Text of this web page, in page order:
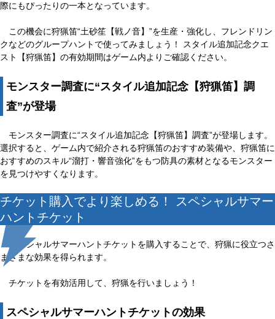
際にもぴったりの一本となっています。
この機会に狩猟笛“土砂笙【戦ノ音】”を生産・強化し、フレンドリン
クなどのグループハントで使ってみましょう！ スタイル追加記念クエ
スト【狩猟笛】の有効期間はゲーム内よりご確認ください。
モンスター調査に“スタイル追加記念【狩猟笛】調
査”が登場
モンスター調査に“スタイル追加記念【狩猟笛】調査”が登場します。
選択すると、ゲーム内で紹介される狩猟笛のおすすめ装備や、狩猟笛に
おすすめのスキル“溜打・響音強化”をもつ防具の素材となるモンスター
を見つけやすくなります。
チケット購入でより楽しめる！ スペシャルサマー
ハントチケット
スペシャルサマーハントチケットを購入することで、狩猟に役立つさ
まざまな効果を得られます。
チケットを有効活用して、狩猟を行いましょう！
スペシャルサマーハントチケットの効果